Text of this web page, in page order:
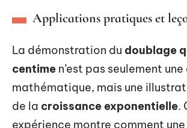
Applications pratiques et
La démonstration du doublage
centime n’est pas seulement
mathématique, mais une
de la croissance exponentielle.
expérience montre comment une